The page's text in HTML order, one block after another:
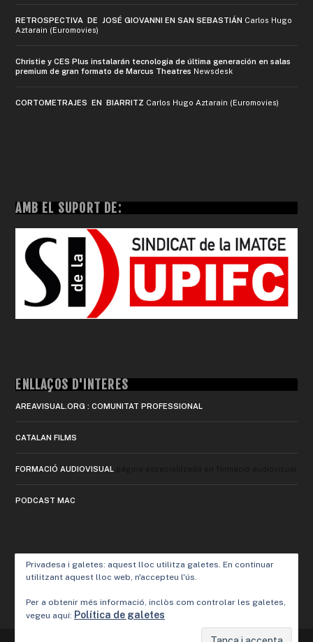
RETROSPECTIVA DE JOSÉ GIOVANNI EN SAN SEBASTIÁN Carlos Hugo
Aztarain (Euromovies)
Christie y CES Plus instalarán tecnología de última generación en salas
premium de gran formato de Marcus Theatres Newsdesk
CORTOMETRAJES EN BIARRITZ Carlos Hugo Aztarain (Euromovies)
AMB EL SUPORT DE:
ENLLAÇOS D'INTERÈS
AREAVISUAL.ORG : COMUNITAT PROFESSIONAL
CATALAN FILMS
FORMACIÓ AUDIOVISUAL
PODCAST MAC
Privadesa i galetes: aquest lloc utilitza galetes. En continuar
utilitzant aquest lloc web, n'accepteu l'ús.
Per a obtenir més informació, inclòs com controlar les galetes,
vegeu aquí: Política de galetes